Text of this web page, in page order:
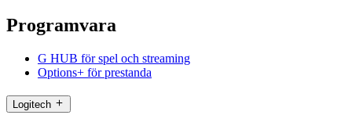
Programvara
G HUB för spel och streaming
Options+ för prestanda
Logitech